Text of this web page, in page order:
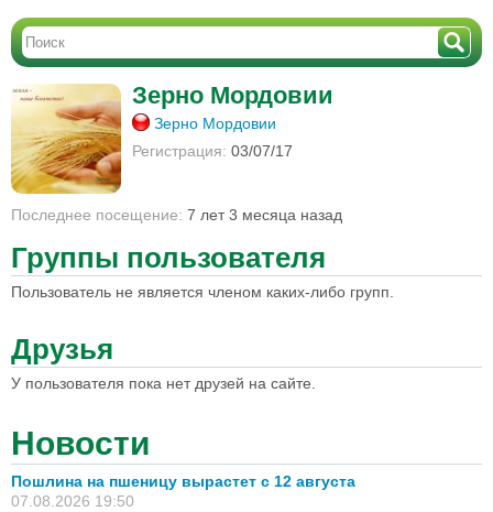
Зерно Мордовии
Зерно Мордовии
Регистрация: 03/07/17
Последнее посещение: 7 лет 3 месяца назад
Группы пользователя
Пользователь не является членом каких-либо групп.
Друзья
У пользователя пока нет друзей на сайте.
Новости
Пошлина на пшеницу вырастет с 12 августа
07.08.2026 19:50